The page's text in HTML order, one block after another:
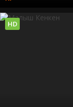
HD